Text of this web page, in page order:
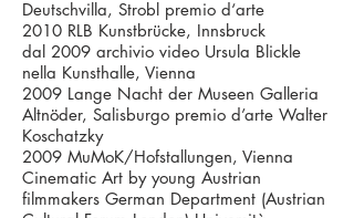
Deutschvilla, Strobl premio d‘arte
2010 RLB Kunstbrücke, Innsbruck
dal 2009 archivio video Ursula Blickle
nella Kunsthalle, Vienna
2009 Lange Nacht der Museen Galleria
Altnöder, Salisburgo premio d’arte Walter
Koschatzky
2009 MuMoK/Hofstallungen, Vienna
Cinematic Art by young Austrian
filmmakers German Department (Austrian